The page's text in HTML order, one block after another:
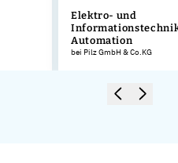
Elektro- und
Automation
bei Pilz GmbH & Co.KG